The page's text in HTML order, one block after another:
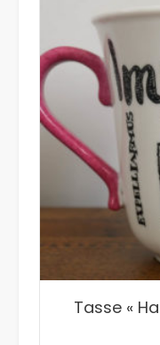
Tasse «